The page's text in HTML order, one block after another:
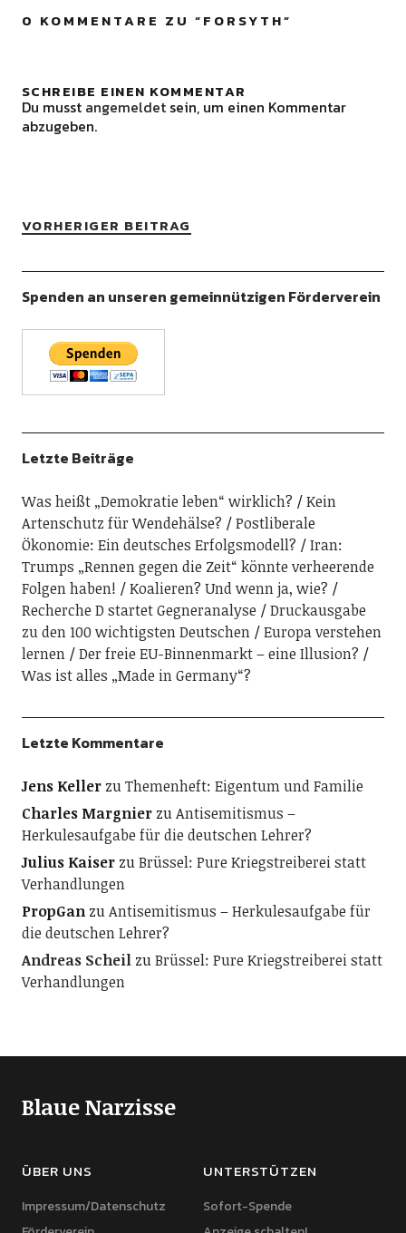
0 KOMMENTARE ZU “FORSYTH”
SCHREIBE EINEN KOMMENTAR
Du musst angemeldetsein, um einen Kommentar
abzugeben.
VORHERIGER BEITRAG
Spenden an unseren gemeinnützigen Förderverein
Letzte Beiträge
Was heißt „Demokratie leben“ wirklich?
Kein
Artenschutz für Wendehälse?
Postliberale
Ökonomie: Ein deutsches Erfolgsmodell?
Iran:
Trumps „Rennen gegen die Zeit“ könnte verheerende
Folgen haben!
Koalieren? Und wenn ja, wie?
Recherche D startet Gegneranalyse
Druckausgabe
zu den 100 wichtigsten Deutschen
Europa verstehen
lernen
Der freie EU-Binnenmarkt – eine Illusion?
Was ist alles „Made in Germany“?
Letzte Kommentare
Jens KellerzuThemenheft: Eigentum und Familie
Charles MargnierzuAntisemitismus –
Herkulesaufgabe für die deutschen Lehrer?
Julius KaiserzuBrüssel: Pure Kriegstreiberei statt
Verhandlungen
PropGanzuAntisemitismus – Herkulesaufgabe für
die deutschen Lehrer?
Andreas ScheilzuBrüssel: Pure Kriegstreiberei statt
Verhandlungen
Blaue Narzisse
ÜBER UNS
Impressum/Datenschutz
UNTERSTÜTZEN
Sofort-Spende